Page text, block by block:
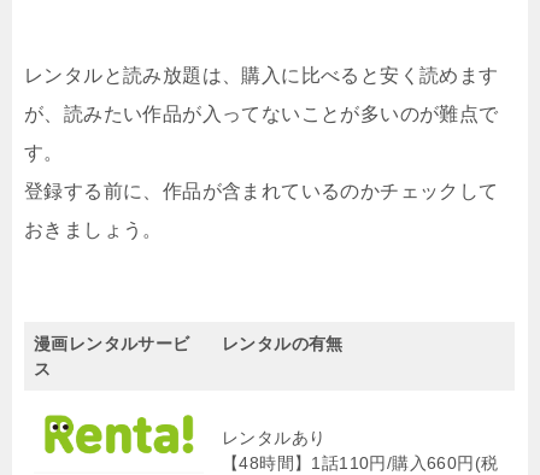
レンタルと読み放題は、購入に比べると安く読めます
が、読みたい作品が入ってないことが多いのが難点で
す。
登録する前に、作品が含まれているのかチェックして
おきましょう。
漫画レンタルサービ
ス
レンタルの有無
レンタルあり
【48時間】1話110円/購入660円(税